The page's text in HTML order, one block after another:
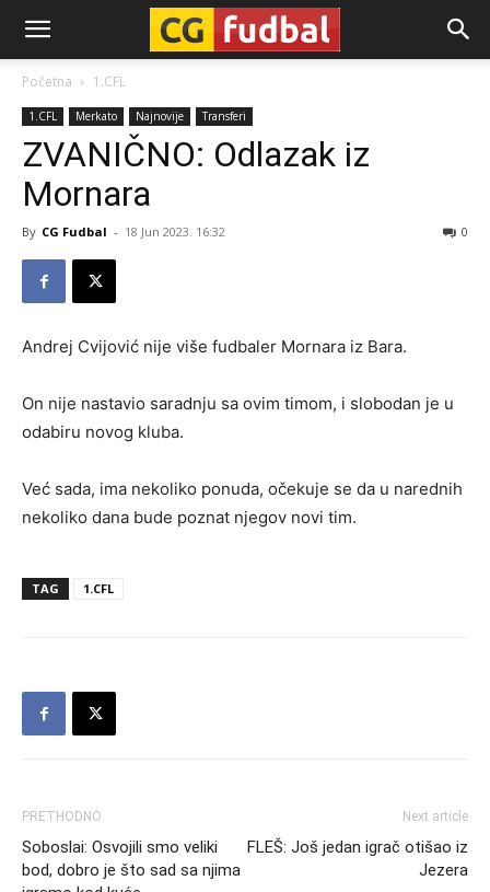
CG-
Fudbal
Početna 1.CFL
1.CFL Merkato Najnovije Transferi
ZVANIČNO: Odlazak iz
Mornara
By CG Fudbal - 18 Jun 2023. 16:32 0
Andrej Cvijović nije više fudbaler Mornara iz Bara.
On nije nastavio saradnju sa ovim timom, i slobodan je u
odabiru novog kluba.
Već sada, ima nekoliko ponuda, očekuje se da u narednih
nekoliko dana bude poznat njegov novi tim.
TAG 1.CFL
PRETHODNO
Soboslai: Osvojili smo veliki
bod, dobro je što sad sa njima
Next article
FLEŠ: Još jedan igrač otišao iz
Jezera